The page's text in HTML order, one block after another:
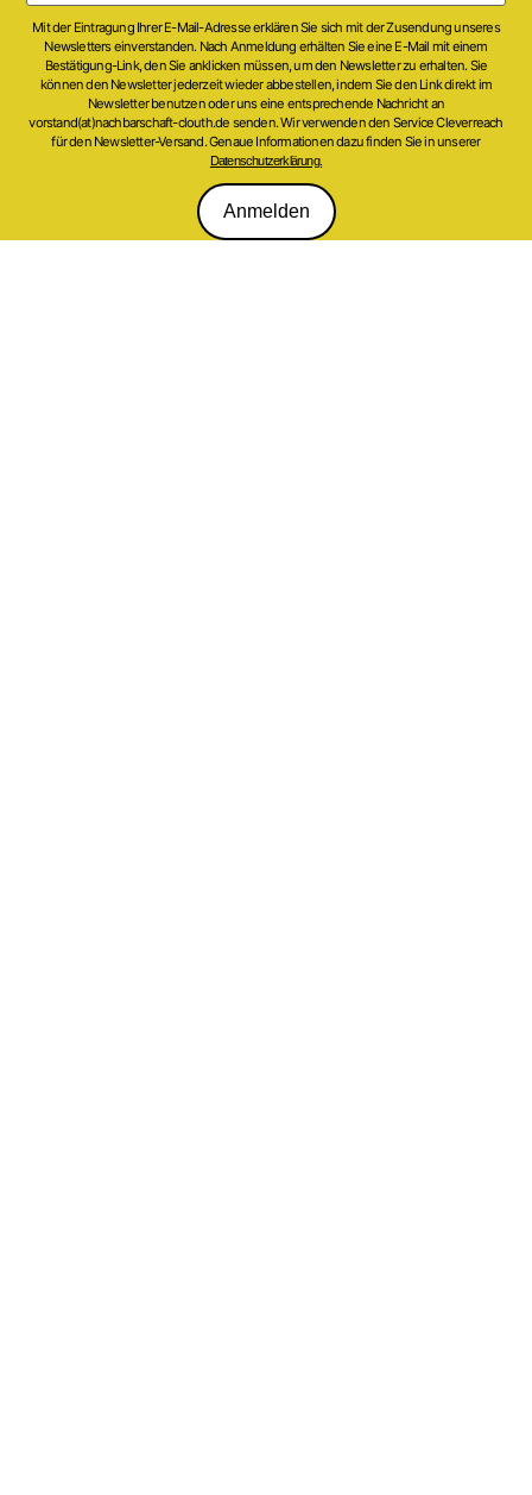
Mit der Eintragung Ihrer E-Mail-Adresse erklären Sie sich mit der Zusendung unseres
Newsletters einverstanden. Nach Anmeldung erhälten Sie eine E-Mail mit einem
Bestätigung-Link, den Sie anklicken müssen, um den Newsletter zu erhalten. Sie
können den Newsletter jederzeit wieder abbestellen, indem Sie den Link direkt im
Newsletter benutzen oder uns eine entsprechende Nachricht an
vorstand(at)nachbarschaft-clouth.de senden. Wir verwenden den Service Cleverreach
für den Newsletter-Versand. Genaue Informationen dazu finden Sie in unserer
Datenschutzerklärung.
Anmelden